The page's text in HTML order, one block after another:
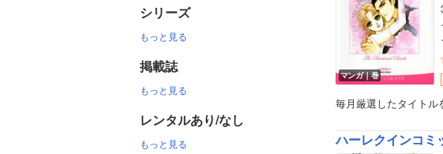
シリーズ
もっと見る
掲載誌
もっと見る
レンタルあり/なし
もっと見る
マンガ｜巻
毎月厳選したタイト
ハーレクインコミ